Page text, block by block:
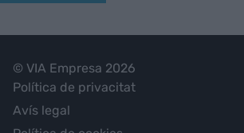
© VIA Empresa 2026
Política de privacitat
Avís legal